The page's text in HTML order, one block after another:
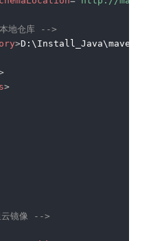
地仓库 -->
>
>
镜像 -->